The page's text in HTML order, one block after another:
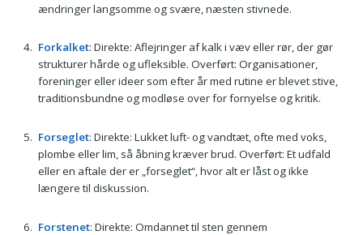
ændringer langsomme og svære, næsten stivnede.
Forkalket: Direkte: Aflejringer af kalk i væv eller rør, der gør
strukturer hårde og ufleksible. Overført: Organisationer,
foreninger eller ideer som efter år med rutine er blevet stive,
traditionsbundne og modløse over for fornyelse og kritik.
Forseglet: Direkte: Lukket luft- og vandtæt, ofte med voks,
plombe eller lim, så åbning kræver brud. Overført: Et udfald
eller en aftale der er „forseglet“, hvor alt er låst og ikke
længere til diskussion.
Forstenet: Direkte: Omdannet til sten gennem